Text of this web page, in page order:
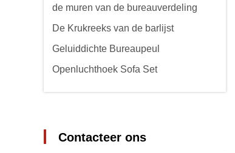
de muren van de bureauverdeling
De Krukreeks van de barlijst
Geluiddichte Bureaupeul
Openluchthoek Sofa Set
Contacteer ons